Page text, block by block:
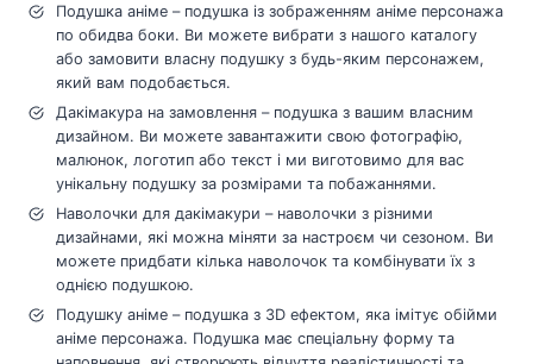
Подушка аніме – подушка із зображенням аніме персонажа
по обидва боки. Ви можете вибрати з нашого каталогу
або замовити власну подушку з будь-яким персонажем,
який вам подобається.
Дакімакура на замовлення – подушка з вашим власним
дизайном. Ви можете завантажити свою фотографію,
малюнок, логотип або текст і ми виготовимо для вас
унікальну подушку за розмірами та побажаннями.
Наволочки для дакімакури – наволочки з різними
дизайнами, які можна міняти за настроєм чи сезоном. Ви
можете придбати кілька наволочок та комбінувати їх з
однією подушкою.
Подушку аніме – подушка з 3D ефектом, яка імітує обійми
аніме персонажа. Подушка має спеціальну форму та